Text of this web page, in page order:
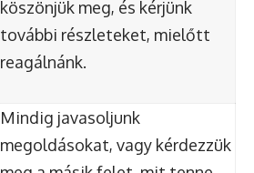
köszönjük meg, és kérjünk
további részleteket, mielőtt
reagálnánk.
Mindig javasoljunk
megoldásokat, vagy kérdezzük